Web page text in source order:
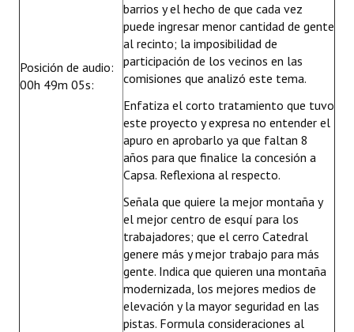
Posición de audio:
00h 49m 05s:
barrios y el hecho de que cada vez
puede ingresar menor cantidad de gente
al recinto; la imposibilidad de
participación de los vecinos en las
comisiones que analizó este tema.
Enfatiza el corto tratamiento que tuvo
este proyecto y expresa no entender el
apuro en aprobarlo ya que faltan 8
años para que finalice la concesión a
Capsa. Reflexiona al respecto.
Señala que quiere la mejor montaña y
el mejor centro de esquí para los
trabajadores; que el cerro Catedral
genere más y mejor trabajo para más
gente. Indica que quieren una montaña
modernizada, los mejores medios de
elevación y la mayor seguridad en las
pistas. Formula consideraciones al